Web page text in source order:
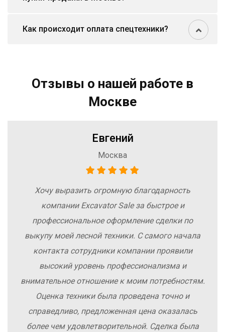
Как происходит оплата спецтехники?
Отзывы о нашей работе в
Москве
Евгений
Москва
Хочу выразить огромную благодарность
компании Excavator Sale за быстрое и
профессиональное оформление сделки по
выкупу моей лесной техники. С самого начала
контакта сотрудники компании проявили
высокий уровень профессионализма и
внимательное отношение к моим потребностям.
Оценка техники была проведена точно и
справедливо, предложенная цена оказалась
более чем удовлетворительной. Сделка была